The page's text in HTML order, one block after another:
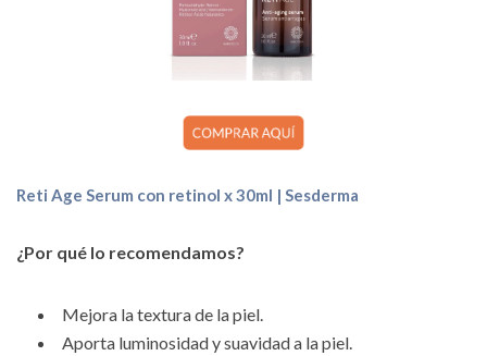
Reti Age Serum con retinol x 30ml | Sesderma
¿Por qué lo recomendamos?
Mejora la textura de la piel.
Aporta luminosidad y suavidad a la piel.